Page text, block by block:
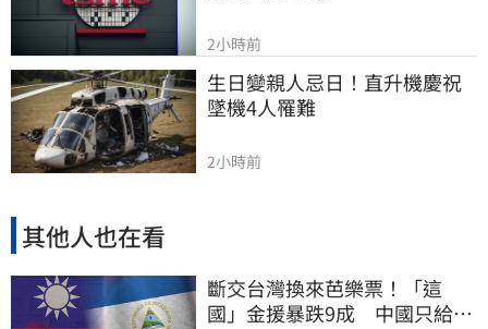
2小時前
生日變親人忌日！直升機慶祝
墜機4人罹難
2小時前
其他人也在看
斷交台灣換來芭樂票！「這
國」金援暴跌9成 中國只給26